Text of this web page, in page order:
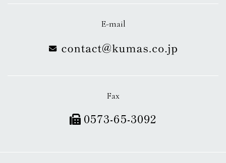
E-mail
Fax
0573-65-3092